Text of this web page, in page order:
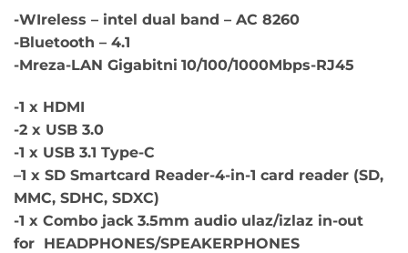
-WIreless – intel dual band – AC 8260
-Bluetooth – 4.1
-Mreza-LAN Gigabitni 10/100/1000Mbps-RJ45
-1 x HDMI
-2 x USB 3.0
-1 x USB 3.1 Type-C
–1 x SD Smartcard Reader-4-in-1 card reader (SD,
MMC, SDHC, SDXC)
-1 x Combo jack 3.5mm audio ulaz/izlaz in-out
for HEADPHONES/SPEAKERPHONES